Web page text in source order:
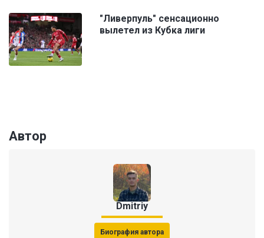
"Ливерпуль" сенсационно
вылетел из Кубка лиги
Автор
Dmitriy
Биография автора